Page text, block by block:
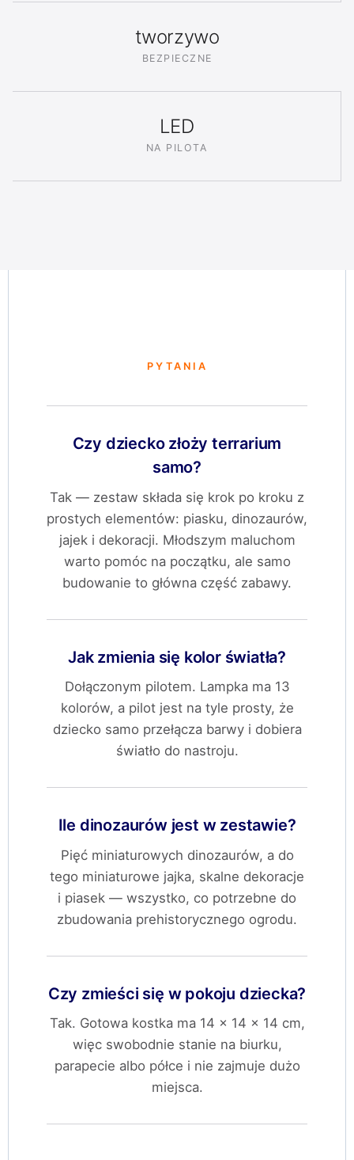
tworzywo
BEZPIECZNE
LED
NA PILOTA
PYTANIA
Czy dziecko złoży terrarium
samo?
Tak — zestaw składa się krok po kroku z
prostych elementów: piasku, dinozaurów,
jajek i dekoracji. Młodszym maluchom
warto pomóc na początku, ale samo
budowanie to główna część zabawy.
Jak zmienia się kolor światła?
Dołączonym pilotem. Lampka ma 13
kolorów, a pilot jest na tyle prosty, że
dziecko samo przełącza barwy i dobiera
światło do nastroju.
Ile dinozaurów jest w zestawie?
Pięć miniaturowych dinozaurów, a do
tego miniaturowe jajka, skalne dekoracje
i piasek — wszystko, co potrzebne do
zbudowania prehistorycznego ogrodu.
Czy zmieści się w pokoju dziecka?
Tak. Gotowa kostka ma 14 × 14 × 14 cm,
więc swobodnie stanie na biurku,
parapecie albo półce i nie zajmuje dużo
miejsca.